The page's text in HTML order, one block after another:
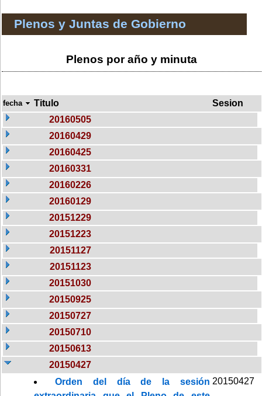
Plenos y Juntas de Gobierno
Plenos por año y minuta
fecha Titulo
Sesion
20160505
20160429
20160425
20160331
20160226
20160129
20151229
20151223
20151127
20151123
20151030
20150925
20150727
20150710
20150613
20150427
Orden del día de la sesión 20150427